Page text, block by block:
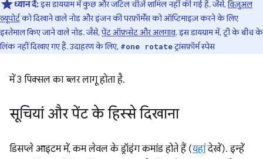
ध्यान दें:इस डायग्राम में कुछ और जटिल चीज़ें शामिल नहीं की गई हैं. जैसे,विज़ुअल
व्यूपोर्टको दिखाने वाले नोड और इंजन की परफ़ॉर्मेंस को ऑप्टिमाइज़ करने के लिए
इस्तेमाल किए जाने वाले नोड. जैसे,पेंट ऑफ़सेट और अलगाव. इस डायग्राम में, ट्री के बीच के
लिंक नहीं दिखाए गए हैं. उदाहरण के लिए, #one rotateट्रांसफ़ॉर्म स्पेस
में 3 पिक्सल का ब्लर लागू होता है.
सूचियां और पेंट के हिस्से दिखाना
डिसप्ले आइटम में, कम लेवल के ड्रॉइंग कमांड होते हैं (यहांदेखें). इन्हें